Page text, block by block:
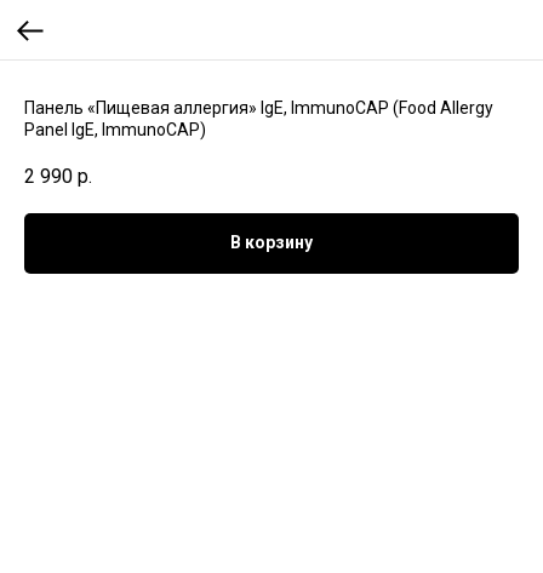
Панель «Пищевая аллергия» IgE, ImmunoCAP (Food Allergy
Panel IgE, ImmunoCAP)
2 990 р.
В корзину